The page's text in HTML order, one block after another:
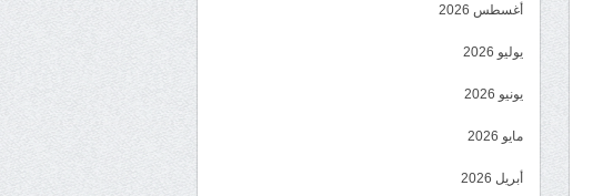
أغسطس 2026
يوليو 2026
يونيو 2026
مايو 2026
أبريل 2026